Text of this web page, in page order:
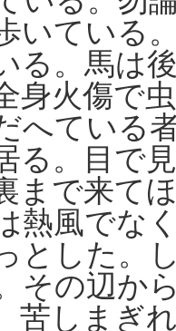
いている
る。馬は
身火傷で
へている
る。目で
まで来て
熱風でな
とした。
その辺か
苦しまぎ